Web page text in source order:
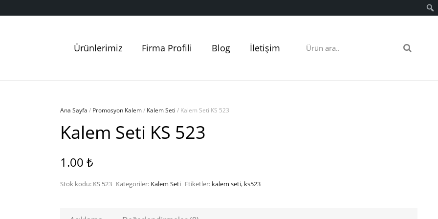
Ürünlerimiz Firma Profili Blog İletişim
Ana Sayfa / Promosyon Kalem/ Kalem Seti / Kalem Seti KS 523
Kalem Seti KS 523
1.00₺
Stok kodu: KS 523 Kategoriler: Kalem Seti Etiketler: kalem seti, ks523